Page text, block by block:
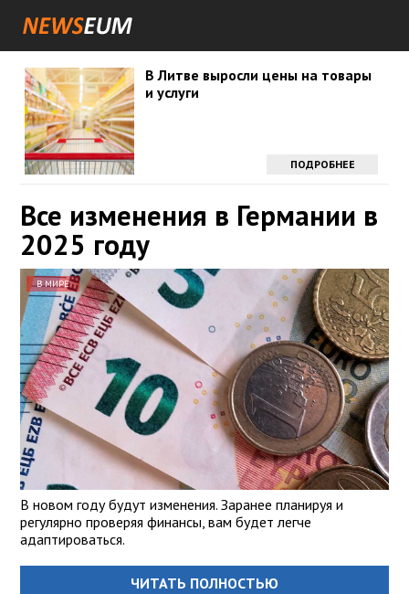
В Литве выросли цены на товары
и услуги
ПОДРОБНЕЕ
Все изменения в Германии в
2025 году
В МИРЕ
В новом году будут изменения. Заранее планируя и
регулярно проверяя финансы, вам будет легче
адаптироваться.
ЧИТАТЬ ПОЛНОСТЬЮ